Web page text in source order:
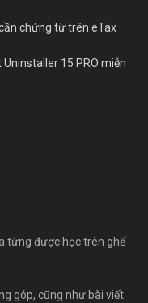
chứng từ trên eTax
15 PRO miễn
từng được học trên ghế
góp, cũng như bài viết